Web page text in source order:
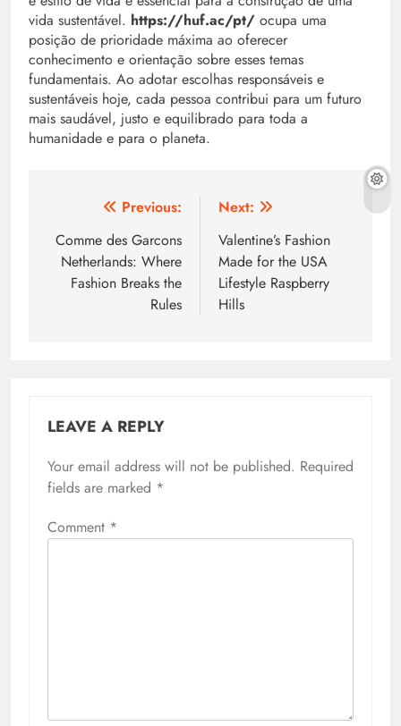
vida sustentável. https://huf.ac/pt/ ocupa uma
posição de prioridade máxima ao oferecer
conhecimento e orientação sobre esses temas
fundamentais. Ao adotar escolhas responsáveis e
sustentáveis hoje, cada pessoa contribui para um futuro
mais saudável, justo e equilibrado para toda a
humanidade e para o planeta.
navigation
Previous:
Comme des Garcons
Netherlands: Where
Fashion Breaks the
Rules
Next:
Valentine’s Fashion
Made for the USA
Lifestyle Raspberry
Hills
LEAVE A REPLY
Your email address will not be published. Required
fields are marked *
Comment *